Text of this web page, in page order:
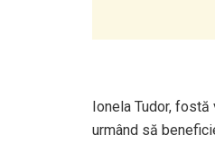
Ionela Tudor,
urmând să